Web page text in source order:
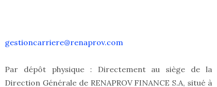
gestioncarriere@renaprov.com
Par dépôt physique : Directement au siège de la
Direction Générale de RENAPROV FINANCE S.A, situé à